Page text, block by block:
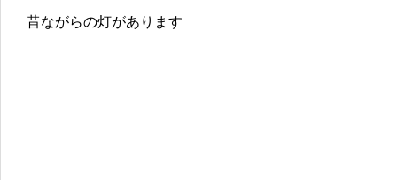
昔ながらの灯があります